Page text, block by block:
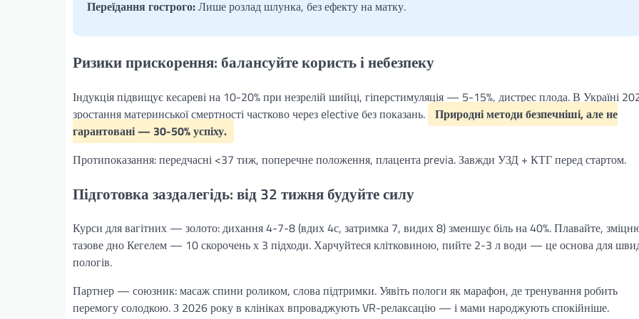
Переїдання гострого:Лише розлад шлунка, без ефекту на матку.
Ризики прискорення: балансуйте користь і небезпеку
Індукція підвищує кесареві на 10-20% при незрелій шийці, гіперстимуляція — 5-15%, дистрес плода. В Україні
зростання материнської смертності частково через elective без показань. Природні методи безпечніші, але не
гарантовані — 30-50% успіху.
Протипоказання: передчасні <37 тиж, поперечне положення, плацента previa. Завжди УЗД + КТГ перед стартом.
Підготовка заздалегідь: від 32 тижня будуйте силу
Курси для вагітних — золото: дихання 4-7-8 (вдих 4с, затримка 7, видих 8) зменшує біль на 40%. Плавайте,
тазове дно Кегелем — 10 скорочень х 3 підходи. Харчуйтеся клітковиною, пийте 2-3 л води — це основа для
пологів.
Партнер — союзник: масаж спини роликом, слова підтримки. Уявіть пологи як марафон, де тренування робить
перемогу солодкою. З 2026 року в клініках впроваджують VR-релаксацію — і мами народжують спокійніше.